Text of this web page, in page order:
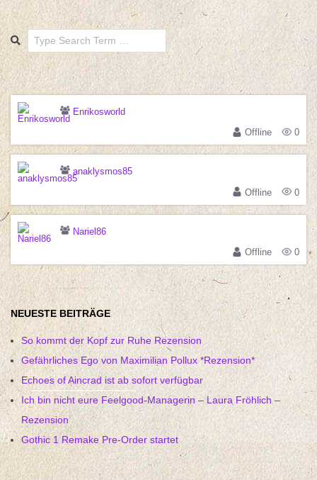
Search
Enrikosworld
Offline
0
anaklysmos85
Offline
0
Nariel86
Offline
0
NEUESTE BEITRÄGE
So kommt der Kopf zur Ruhe Rezension
Gefährliches Ego von Maximilian Pollux *Rezension*
Echoes of Aincrad ist ab sofort verfügbar
Ich bin nicht eure Feelgood-Managerin – Laura Fröhlich –
Rezension
Gothic 1 Remake Pre-Order startet